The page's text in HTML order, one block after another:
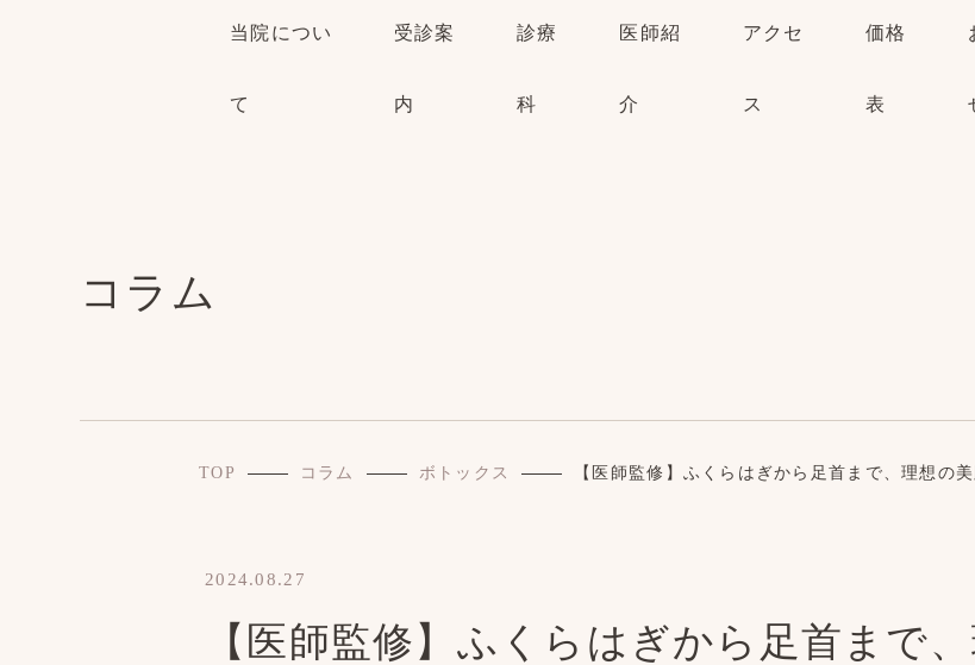
当院につい
て
受診案
内
診療
科
医師紹
介
アクセ
ス
価格
表
コラム
TOP コラム ボトックス 【医師監修】ふくらはぎから足首まで、理想
2024.08.27
【医師監修】ふくらはぎから足首まで